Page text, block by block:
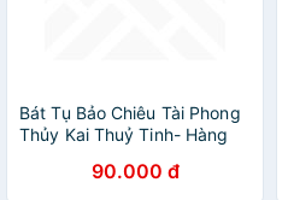
Bát Tụ Bảo Chiêu Tài Phong
Thủy Kai Thuỷ Tinh- Hàng
90.000 đ